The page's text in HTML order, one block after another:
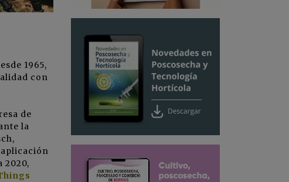
1965,
con
de
la
2020,